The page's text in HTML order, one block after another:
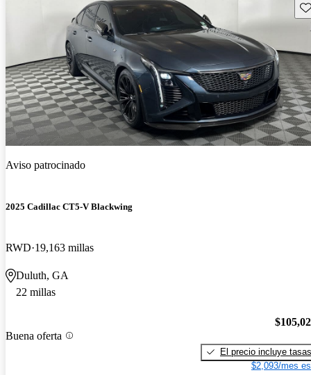
Aviso patrocinado
2025 Cadillac CT5-V Blackwing
RWD 19,163 millas
Duluth, GA
22 millas
Buena oferta
El precio incluye tasas
$2,093/mes